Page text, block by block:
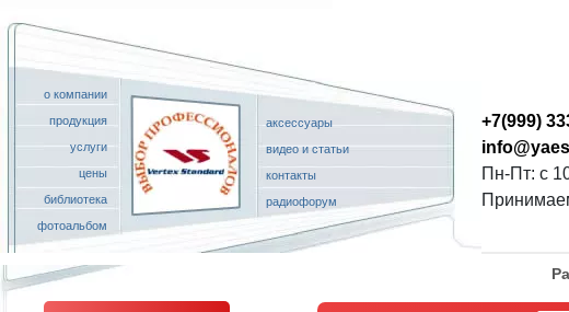
о компании
продукция
услуги
цены
библиотека
фотоальбом
аксессуары
видео и статьи
контакты
радиофорум
+7(999)
Пн-Пт: с